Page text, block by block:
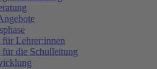
für Lehrer:innen
für die Schulleitung